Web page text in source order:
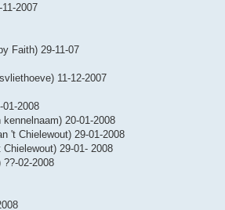
2007
Faith) 29-11-07
11-12-2007
01-2008
20-01-2008
't Chielewout) 29-01-2008
29-01- 2008
02-2008